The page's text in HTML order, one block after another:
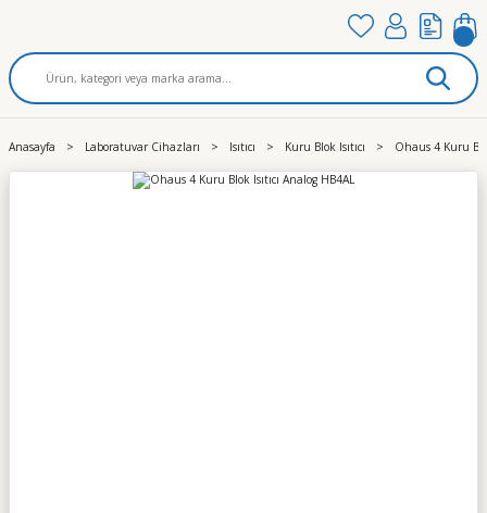
Anasayfa Laboratuvar Cihazları Isıtıcı Kuru Blok Isıtıcı Ohaus 4 Kuru